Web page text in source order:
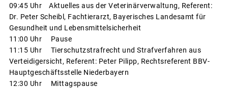
09:45 Uhr Aktuelles aus der Veterinärverwaltung, Referent:
Dr. Peter Scheibl, Fachtierarzt, Bayerisches Landesamt für
Gesundheit und Lebensmittelsicherheit
11:00 Uhr Pause
11:15 Uhr Tierschutzstrafrecht und Strafverfahren aus
Verteidigersicht, Referent: Peter Pilipp, Rechtsreferent BBV-
Hauptgeschäftsstelle Niederbayern
12:30 Uhr Mittagspause